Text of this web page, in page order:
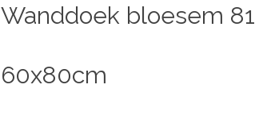
Wanddoek bloesem 81
60x80cm